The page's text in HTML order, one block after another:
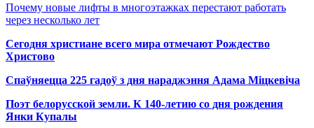
Почему новые лифты в многоэтажках перестают работать
через несколько лет
Сегодня христиане всего мира отмечают Рождество
Христово
Спаўняецца 225 гадоў з дня нараджэння Адама Міцкевіча
Поэт белорусской земли. К 140-летию со дня рождения
Янки Купалы